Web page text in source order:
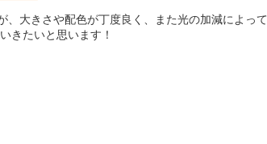
、大きさや配色が丁度良く、また光の加減によっ
きたいと思います！